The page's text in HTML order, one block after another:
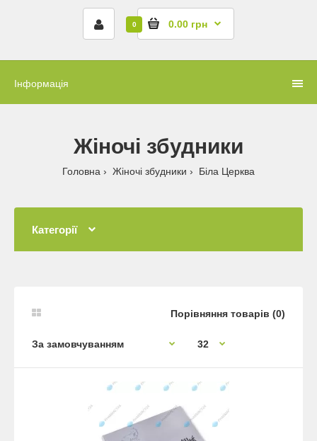
0 0.00 грн
Інформація
Жіночі збудники
Головна Жіночі збудники Біла Церква
Категорії
Порівняння товарів (0)